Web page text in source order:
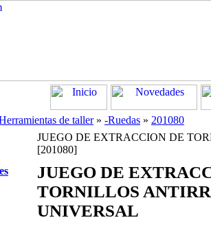
de taller» -Ruedas » 201080
JUEGO DE EXTRACCION DE
[201080]
JUEGO DE
TORNILLOS
UNIVERSAL